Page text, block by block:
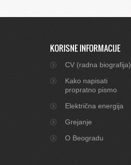
KORISNE INFORMACIJE
CV (radna biografija)
Kako napisati
propratno pismo
Električna energija
Grejanje
O Beogradu